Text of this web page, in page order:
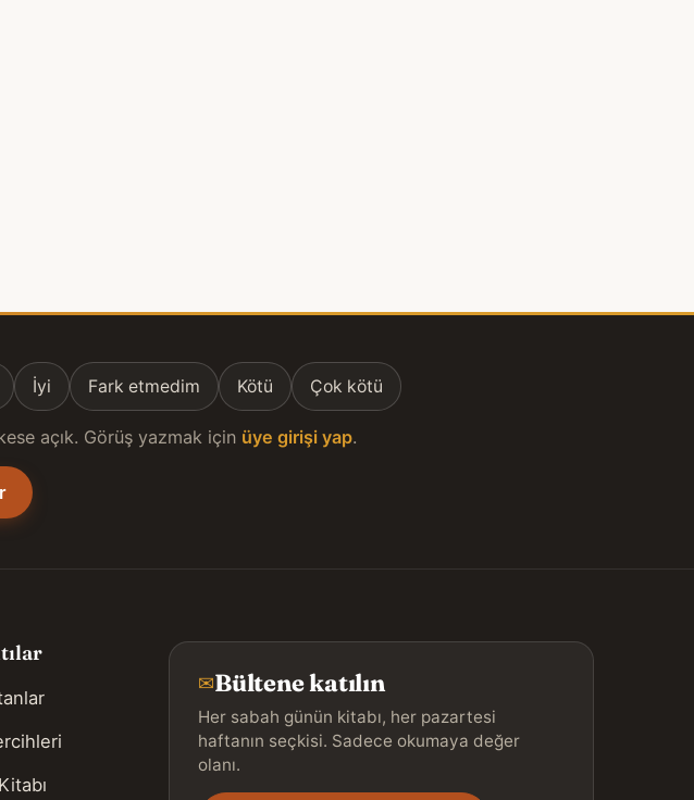
İyi Fark etmedim Kötü Çok kötü
açık. Görüş yazmak için üye girişi yap.
✉Bültene katılın
Her sabah günün kitabı, her pazartesi
haftanın seçkisi. Sadece okumaya değer
olanı.